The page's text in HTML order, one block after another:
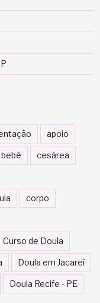
apoio
bebê cesárea
corpo
Curso de Doula
Doula em Jacareí
Doula Recife - PE